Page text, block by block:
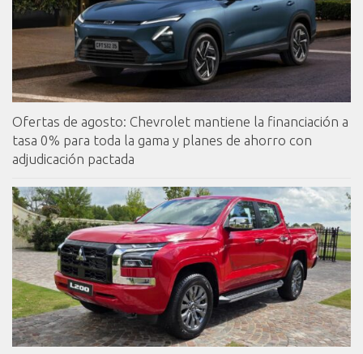
Ofertas de agosto: Chevrolet mantiene la financiación a
tasa 0% para toda la gama y planes de ahorro con
adjudicación pactada